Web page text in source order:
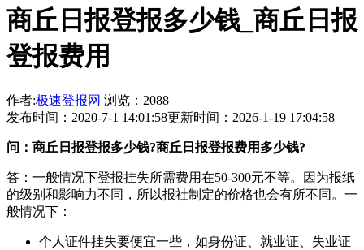
商丘日报登报多少钱_商丘日报
登报费用
作者:极速登报网 浏览：2088
发布时间：2020-7-1 14:01:58更新时间：2026-1-19 17:04:58
问：商丘日报登报多少钱?商丘日报登报费用多少钱?
答：一般情况下登报挂失所需费用在50-300元不等。因为报纸
的级别和影响力不同，所以报社制定的价格也会有所不同。一
般情况下：
个人证件挂失要便宜一些，如身份证、就业证、失业证